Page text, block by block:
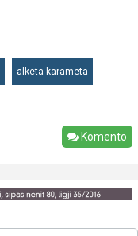
alketa karameta
Komento